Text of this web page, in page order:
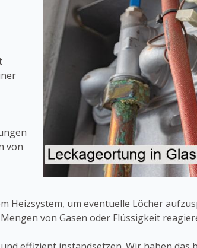
von
um eventuelle Löcher
von Gasen oder Flüssigkeit